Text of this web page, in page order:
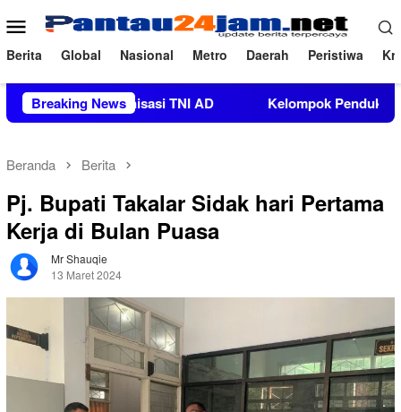
ke
konten
Menu
Mobile
Berita Global Nasional Metro Daerah Peristiwa
Breaking News
Organisasi TNI AD Kelompok Pendukung Moha
Beranda Berita
Pj. Bupati Takalar Sidak hari Pertama
Kerja di Bulan Puasa
Mr Shauqie
13 Maret 2024